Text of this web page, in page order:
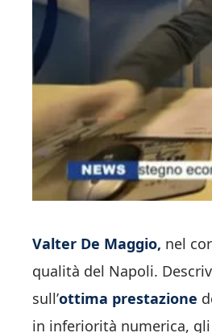
Valter De Maggio, nel
qualità del Napoli.
sull’ottima prestazione
in inferiorità numerica,